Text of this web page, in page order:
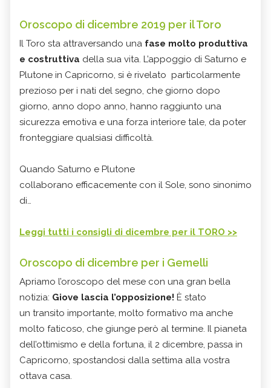
Oroscopo di dicembre 2019 per il Toro
Il Toro sta attraversando una fase molto produttiva
e costruttiva della sua vita. L’appoggio di Saturno e
Plutone in Capricorno, si è rivelato particolarmente
prezioso per i nati del segno, che giorno dopo
giorno, anno dopo anno, hanno raggiunto una
sicurezza emotiva e una forza interiore tale, da poter
fronteggiare qualsiasi difficoltà.
Quando Saturno e Plutone
collaborano efficacemente con il Sole, sono sinonimo
di…
Leggi tutti i consigli di dicembre per il TORO >>
Oroscopo di dicembre per i Gemelli
Apriamo l’oroscopo del mese con una gran bella
notizia: Giove lascia l’opposizione! È stato
un transito importante, molto formativo ma anche
molto faticoso, che giunge però al termine. Il pianeta
dell’ottimismo e della fortuna, il 2 dicembre, passa in
Capricorno, spostandosi dalla settima alla vostra
ottava casa.